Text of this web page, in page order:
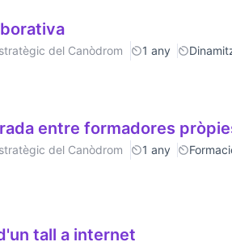
del Canòdrom 1 any
entre formadores
del Canòdrom 1 any
tall a internet